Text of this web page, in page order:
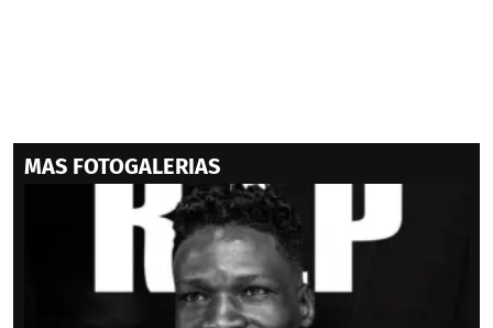
MAS FOTOGALERIAS